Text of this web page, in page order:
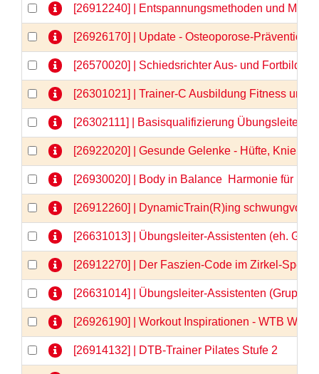
[26912240] | Entspannungsmethoden und
[26926170] | Update - Osteoporose-Prävention
[26570020] | Schiedsrichter Aus- und
[26301021] | Trainer-C Ausbildung Fitness und
[26302111] | Basisqualifizierung Übungsleiter-
[26922020] | Gesunde Gelenke - Hüfte, Knie &
[26930020] | Body in Balance  Harmonie für
[26912260] | DynamicTrain(R)ing
[26631013] | Übungsleiter-Assistenten (eh.
[26912270] | Der Faszien-Code im Zirkel-
[26631014] | Übungsleiter-Assistenten
[26926190] | Workout Inspirationen - WTB
[26914132] | DTB-Trainer Pilates Stufe 2